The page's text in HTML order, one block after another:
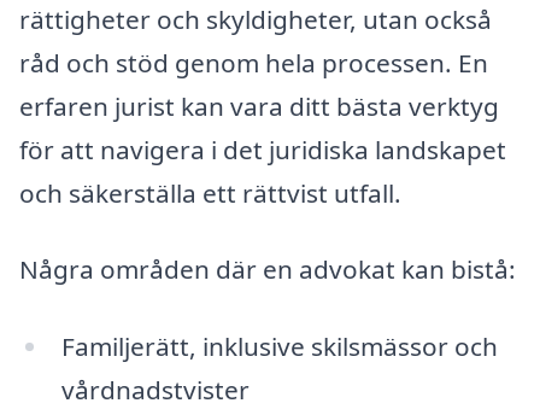
rättigheter och skyldigheter, utan också
råd och stöd genom hela processen. En
erfaren jurist kan vara ditt bästa verktyg
för att navigera i det juridiska landskapet
och säkerställa ett rättvist utfall.
Några områden där en advokat kan bistå:
Familjerätt, inklusive skilsmässor och
vårdnadstvister